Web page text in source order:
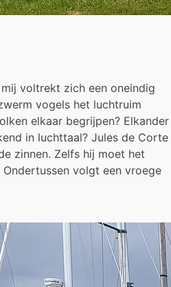
voltrekt zich een oneindig
vogels het luchtruim
elkaar begrijpen? Elkander
in luchttaal? Jules de Corte
zinnen. Zelfs hij moet het
volgt een vroege